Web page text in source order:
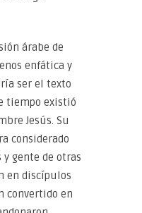
árabe de
enfática y
ser el texto
tiempo existió
Jesús. Su
considerado
gente de otras
en discípulos
convertido en